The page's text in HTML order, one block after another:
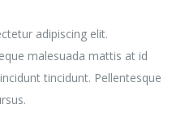
adipiscing elit.
malesuada mattis at id
tincidunt. Pellentesque